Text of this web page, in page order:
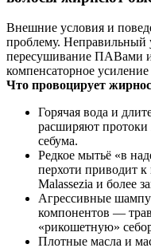
Внешние условия и
проблему. Неправильный
пересушивание ПАВами и
компенсаторное
Что провоцирует
Горячая вода и
расширяют протоки
себума.
Редкое мытьё «в
перхоти приводит к
Malassezia и более
Агрессивные
компонентов —
«рикошетную»
Плотные масла и